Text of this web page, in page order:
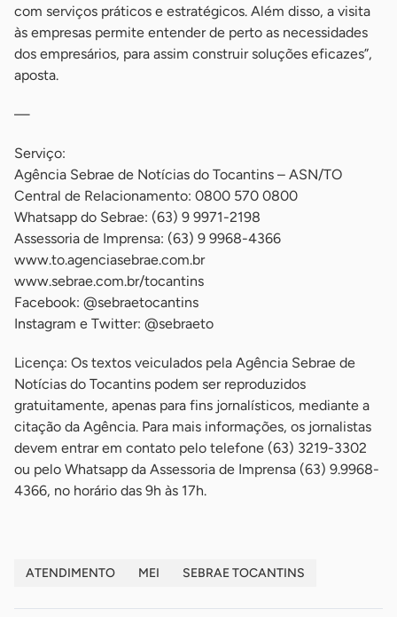
com serviços práticos e estratégicos. Além disso, a visita
às empresas permite entender de perto as necessidades
dos empresários, para assim construir soluções eficazes”,
aposta.
—
Serviço:
Agência Sebrae de Notícias do Tocantins – ASN/TO
Central de Relacionamento: 0800 570 0800
Whatsapp do Sebrae: (63) 9 9971-2198
Assessoria de Imprensa: (63) 9 9968-4366
www.to.agenciasebrae.com.br
www.sebrae.com.br/tocantins
Facebook: @sebraetocantins
Instagram e Twitter: @sebraeto
Licença: Os textos veiculados pela Agência Sebrae de
Notícias do Tocantins podem ser reproduzidos
gratuitamente, apenas para fins jornalísticos, mediante a
citação da Agência. Para mais informações, os jornalistas
devem entrar em contato pelo telefone (63) 3219-3302
ou pelo Whatsapp da Assessoria de Imprensa (63) 9.9968-
4366, no horário das 9h às 17h.
ATENDIMENTO MEI SEBRAE TOCANTINS